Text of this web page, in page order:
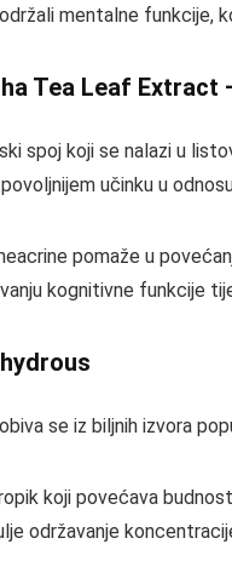
mentalne funkcije,
Tea Leaf Extract
spoj koji se nalazi u
učinku u
pomaže u
kognitivne funkcije
se iz biljnih izvora
koji povećava
održavanje